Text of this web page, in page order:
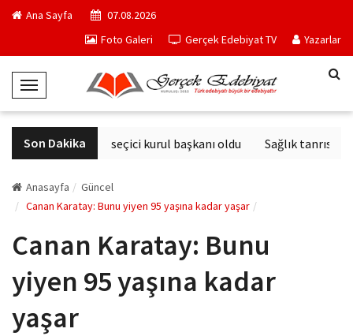
Ana Sayfa
07.08.2026
Foto Galeri
Gerçek Edebiyat TV Yazarlar
T
o
g
g
e
N
v
g
t
Son Dakika
Derviş Zaim seçici kurul başkanı oldu Sağlık
Anasayfa
Güncel
Canan Karatay: Bunu yiyen 95 yaşına kadar yaşar
Canan Karatay: Bunu
yiyen 95 yaşına kadar
yaşar